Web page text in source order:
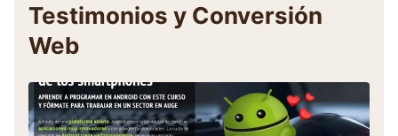
Testimonios y Conversión
Web